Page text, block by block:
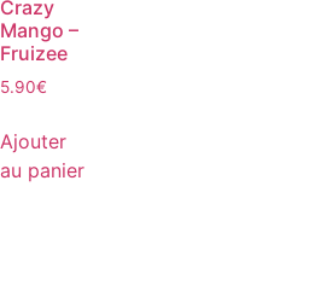
Crazy
Mango –
Fruizee
5.90€
Ajouter
au panier